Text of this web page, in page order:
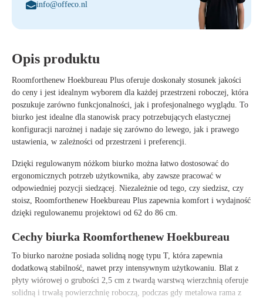
info@offeco.nl
Opis produktu
Roomforthenew Hoekbureau Plus oferuje doskonały stosunek jakości
do ceny i jest idealnym wyborem dla każdej przestrzeni roboczej, która
poszukuje zarówno funkcjonalności, jak i profesjonalnego wyglądu. To
biurko jest idealne dla stanowisk pracy potrzebujących elastycznej
konfiguracji narożnej i nadaje się zarówno do lewego, jak i prawego
ustawienia, w zależności od przestrzeni i preferencji.
Dzięki regulowanym nóżkom biurko można łatwo dostosować do
ergonomicznych potrzeb użytkownika, aby zawsze pracować w
odpowiedniej pozycji siedzącej. Niezależnie od tego, czy siedzisz, czy
stoisz, Roomforthenew Hoekbureau Plus zapewnia komfort i wydajność
dzięki regulowanemu projektowi od 62 do 86 cm.
Cechy biurka Roomforthenew Hoekbureau
To biurko narożne posiada solidną nogę typu T, która zapewnia
dodatkową stabilność, nawet przy intensywnym użytkowaniu. Blat z
płyty wiórowej o grubości 2,5 cm z twardą warstwą wierzchnią oferuje
solidną i trwałą powierzchnię roboczą, podczas gdy metalowa rama z